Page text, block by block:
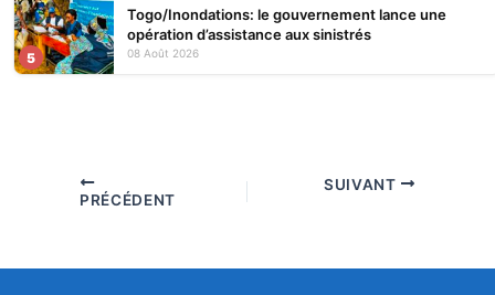
5
Togo/Inondations: le gouvernement lance une
opération d’assistance aux sinistrés
08 Août 2026
PRÉCÉDENT
SUIVANT